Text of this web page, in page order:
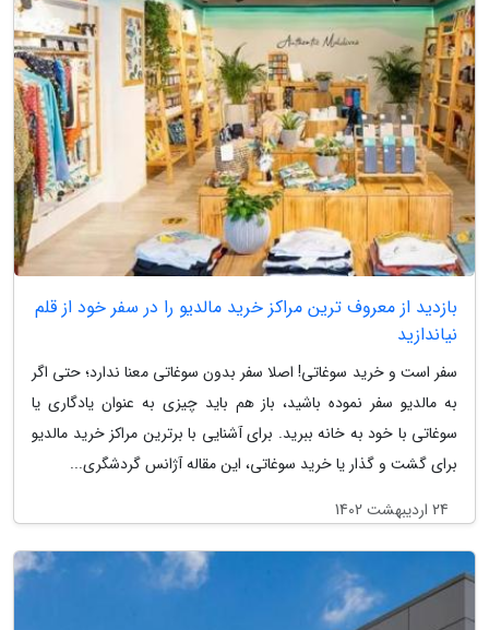
بازدید از معروف ترین مراکز خرید مالدیو را در سفر خود از قلم
نیاندازید
سفر است و خرید سوغاتی! اصلا سفر بدون سوغاتی معنا ندارد؛ حتی اگر
به مالدیو سفر نموده باشید، باز هم باید چیزی به عنوان یادگاری یا
سوغاتی با خود به خانه ببرید. برای آشنایی با برترین مراکز خرید مالدیو
برای گشت و گذار یا خرید سوغاتی، این مقاله آژانس گردشگری...
24 اردیبهشت 1402